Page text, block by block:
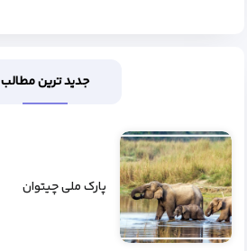
جدید ترین مطالب
پارک ملی چیتوان